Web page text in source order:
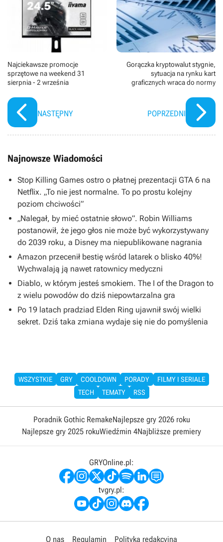
Najciekawsze promocje
sprzętowe na weekend 31
sierpnia - 2 września
NASTĘPNY
Gorączka kryptowalut stygnie,
sytuacja na rynku kart
graficznych wraca do normy
POPRZEDNI
Najnowsze Wiadomości
Stop Killing Games ostro o płatnej prezentacji GTA 6 na
Netflix. „To nie jest normalne. To po prostu kolejny
poziom chciwości”
„Nalegał, by mieć ostatnie słowo”. Robin Williams
postanowił, że jego głos nie może być wykorzystywany
do 2039 roku, a Disney ma niepublikowane nagrania
Amazon przecenił bestię wśród latarek o blisko 40%!
Wychwalają ją nawet ratownicy medyczni
Diablo, w którym jesteś smokiem. The I of the Dragon to
z wielu powodów do dziś niepowtarzalna gra
Po 19 latach pradziad Elden Ring ujawnił swój wielki
sekret. Dziś taka zmiana wydaje się nie do pomyślenia
WSZYSTKIE GRY COOLDOWN PORADY
FILMY I SERIALE
TECH
TEMATY RSS
Poradnik Gothic RemakeNajlepsze gry 2026 roku
Najlepsze gry 2025 rokuWiedźmin 4Najbliższe premiery
GRYOnline.pl:
tvgry.pl:
O nas Regulamin Polityka redakcyjna